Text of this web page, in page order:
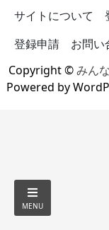
サイトについて
登録申請
お問い
Copyright ©みん
Powered by
MENU